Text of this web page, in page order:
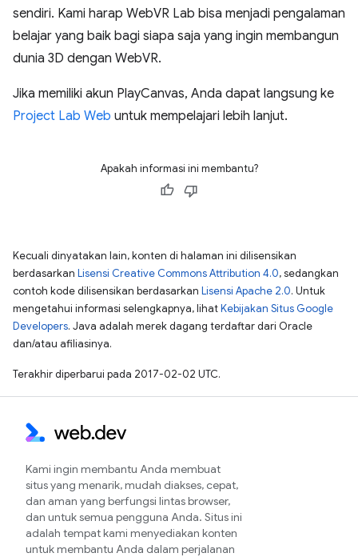
sendiri. Kami harap WebVR Lab bisa menjadi pengalaman
belajar yang baik bagi siapa saja yang ingin membangun
dunia 3D dengan WebVR.
Jika memiliki akun PlayCanvas, Anda dapat langsung ke
Project Lab Web untuk mempelajari lebih lanjut.
Apakah informasi ini membantu?
Kecuali dinyatakan lain, konten di halaman ini dilisensikan
berdasarkan Lisensi Creative Commons Attribution 4.0, sedangkan
contoh kode dilisensikan berdasarkan Lisensi Apache 2.0. Untuk
mengetahui informasi selengkapnya, lihatKebijakan Situs Google
Developers. Java adalah merek dagang terdaftar dari Oracle
dan/atau afiliasinya.
Terakhir diperbarui pada 2017-02-02 UTC.
Kami ingin membantu Anda membuat
situs yang menarik, mudah diakses, cepat,
dan aman yang berfungsi lintas browser,
dan untuk semua pengguna Anda. Situs ini
adalah tempat kami menyediakan konten
untuk membantu Anda dalam perjalanan